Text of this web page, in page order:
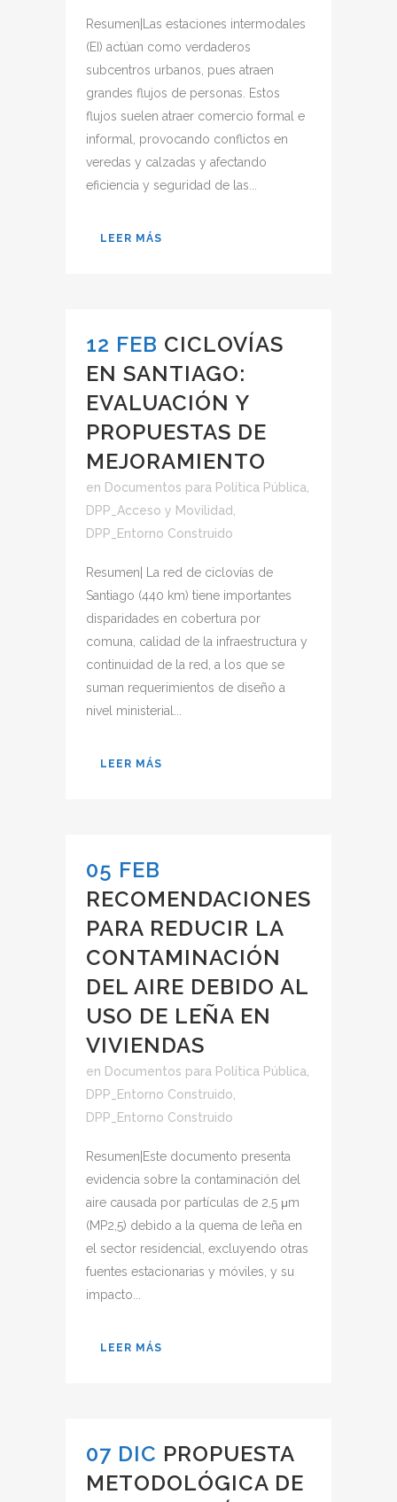
Resumen|Las estaciones intermodales
(EI) actúan como verdaderos
subcentros urbanos, pues atraen
grandes flujos de personas. Estos
flujos suelen atraer comercio formal e
informal, provocando conflictos en
veredas y calzadas y afectando
eficiencia y seguridad de las...
LEER MÁS
12 FEB CICLOVÍAS
EN SANTIAGO:
EVALUACIÓN Y
PROPUESTAS DE
MEJORAMIENTO
en Documentos para Política Pública
DPP_Acceso y Movilidad
DPP_Entorno Construido
Resumen| La red de ciclovías de
Santiago (440 km) tiene importantes
disparidades en cobertura por
comuna, calidad de la infraestructura y
continuidad de la red, a los que se
suman requerimientos de diseño a
nivel ministerial...
LEER MÁS
05 FEB
RECOMENDACIONES
PARA REDUCIR LA
CONTAMINACIÓN
DEL AIRE DEBIDO AL
USO DE LEÑA EN
VIVIENDAS
en Documentos para Política Pública
DPP_Entorno Construido
DPP_Entorno Construido
Resumen|Este documento presenta
evidencia sobre la contaminación del
aire causada por partículas de 2,5 μm
(MP2,5) debido a la quema de leña en
el sector residencial, excluyendo otras
fuentes estacionarias y móviles, y su
impacto...
LEER MÁS
07 DIC PROPUESTA
METODOLÓGICA DE